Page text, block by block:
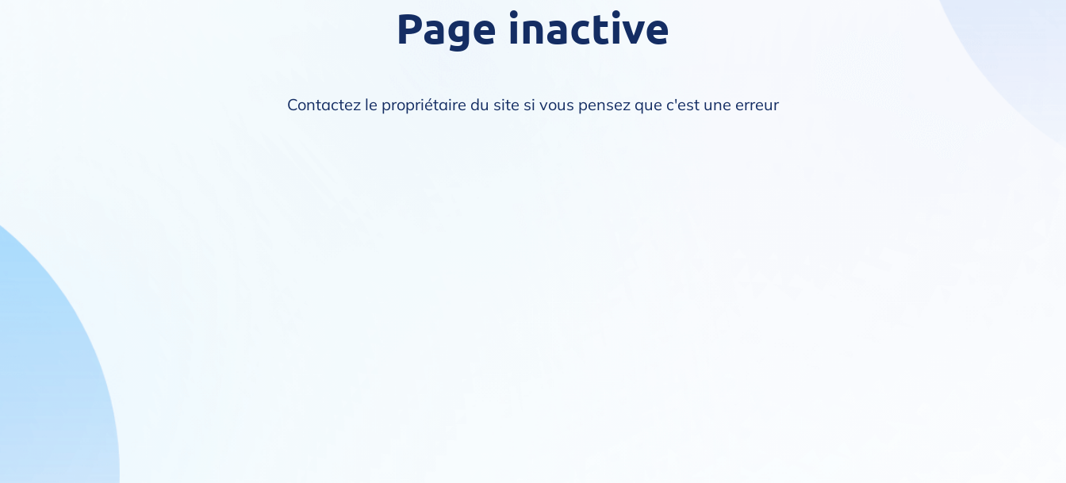
Page inactive
Contactez le propriétaire du site si vous pensez que c'est une erreur